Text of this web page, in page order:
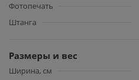
Фотопечать
Штанга
Размеры и вес
Ширина, см